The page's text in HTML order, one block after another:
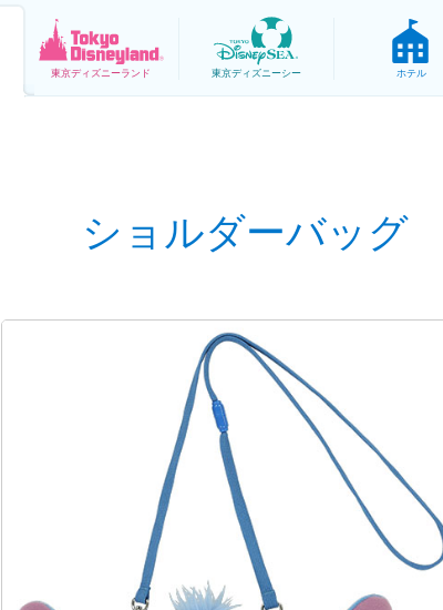
東京ディズニーランド 東京ディズニーシー ホテル
ショルダーバッグ